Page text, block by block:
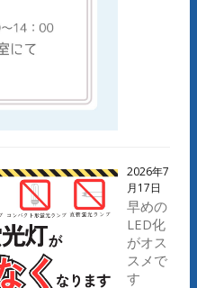
2026年7
月17日
早めの
LED化
がオス
スメで
す